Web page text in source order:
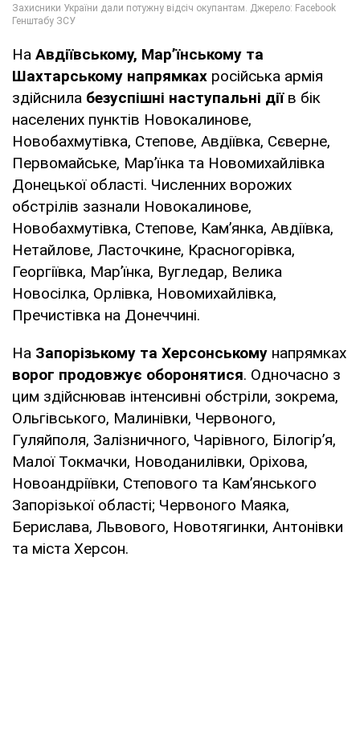
На Авдіївському, Мар’їнському та
Шахтарському напрямках російська армія
здійснила безуспішні наступальні дії в бік
населених пунктів Новокалинове,
Новобахмутівка, Степове, Авдіївка, Сєверне,
Первомайське, Мар’їнка та Новомихайлівка
Донецької області. Численних ворожих
обстрілів зазнали Новокалинове,
Новобахмутівка, Степове, Кам’янка, Авдіївка,
Нетайлове, Ласточкине, Красногорівка,
Георгіївка, Мар’їнка, Вугледар, Велика
Новосілка, Орлівка, Новомихайлівка,
Пречистівка на Донеччині.
На Запорізькому та Херсонському напрямках
ворог продовжує оборонятися. Одночасно з
цим здійснював інтенсивні обстріли, зокрема,
Ольгівського, Малинівки, Червоного,
Гуляйполя, Залізничного, Чарівного, Білогір’я,
Малої Токмачки, Новоданилівки, Оріхова,
Новоандріївки, Степового та Кам’янського
Запорізької області; Червоного Маяка,
Берислава, Львового, Новотягинки, Антонівки
та міста Херсон.